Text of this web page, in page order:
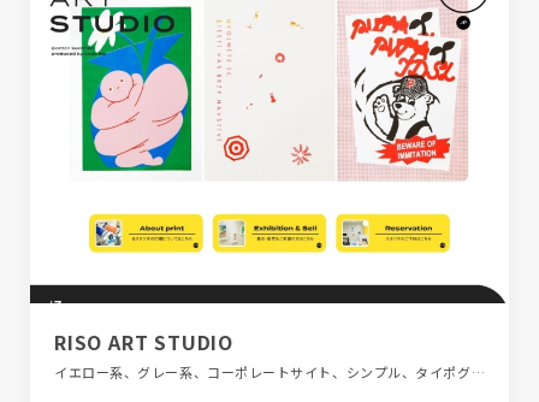
RISO ART STUDIO
イエロー系、グレー系、コーポレートサイト、シンプル、タイポグラフィー、デザイン・アート・音楽・文芸、フラットデザイン、ホワイト系、ポップ、モーション多め、施設・店舗サイト